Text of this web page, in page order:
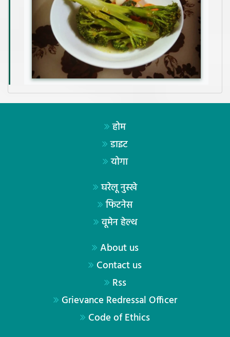
होम
डाइट
योगा
घरेलू नुस्खे
फिटनेस
वूमेन हेल्थ
About us
Contact us
Rss
Grievance Redressal Officer
Code of Ethics